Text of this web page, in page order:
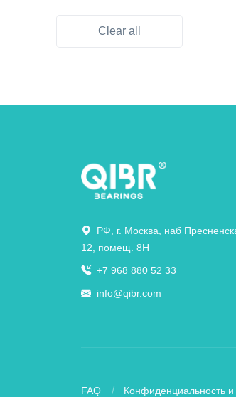
Clear all
РФ, г. Москва, наб
12, помещ. 8Н
+7 968 880 52 33
info@qibr.com
FAQ Конфиденциальность и